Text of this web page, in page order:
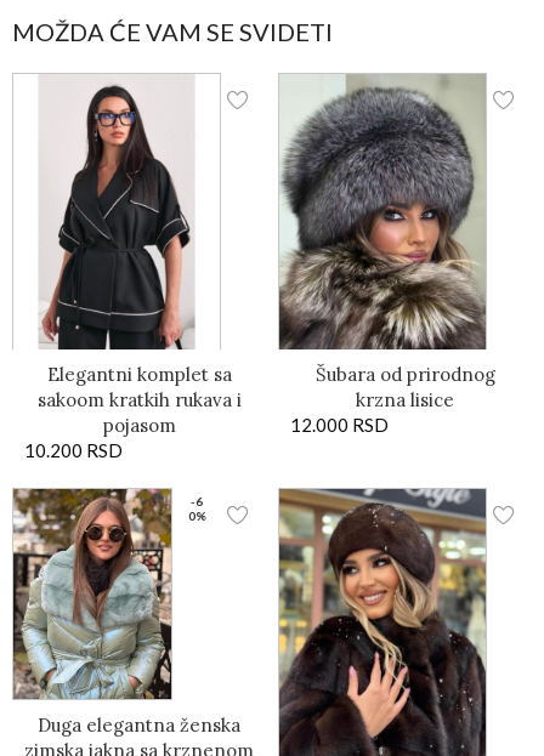
MOŽDA ĆE VAM SE SVIDETI
Elegantni komplet sa
sakoom kratkih rukava i
pojasom
10.200 RSD
Šubara od prirodnog
krzna lisice
12.000 RSD
-6
0%
Duga elegantna ženska
zimska jakna sa krznenom